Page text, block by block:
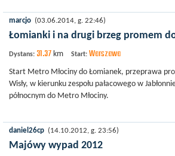
marcjo (03.06.2014, g. 22:46)
Łomianki i na drugi brzeg promem
Dystans: 31.37 km Start: Warszawa
Start Metro Młociny do Łomianek, przeprawa
Wisły, w kierunku zespołu pałacowego w
północnym do Metro Młociny.
daniel26cp (14.10.2012, g. 23:56)
Majówy wypad 2012